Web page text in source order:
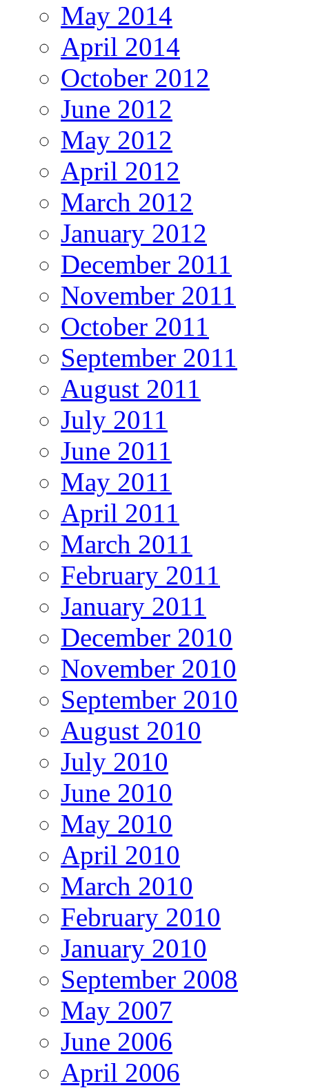
May 2014
April 2014
October 2012
June 2012
May 2012
April 2012
March 2012
January 2012
December 2011
November 2011
October 2011
September 2011
August 2011
July 2011
June 2011
May 2011
April 2011
March 2011
February 2011
January 2011
December 2010
November 2010
September 2010
August 2010
July 2010
June 2010
May 2010
April 2010
March 2010
February 2010
January 2010
September 2008
May 2007
June 2006
April 2006